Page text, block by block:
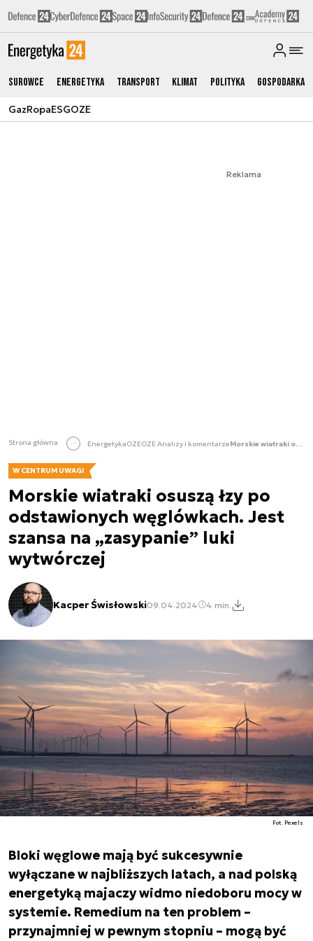
Surowce Energetyka Transport Klimat Polityka Gospodarka
GazRopaESGOZE
Reklama
Strona główna EnergetykaOZEOZE Analizy i komentarze Morskie wiatraki osuszą łzy po odstawionych węglówkach. Jest szansa na „zasypanie” luki wytwórczej
W CENTRUM UWAGI
Morskie wiatraki osuszą łzy po
odstawionych węglówkach. Jest
szansa na „zasypanie” luki
wytwórczej
Kacper Świsłowski09.04.2024 4 min.
Fot. Pexels
Bloki węglowe mają być sukcesywnie
wyłączane w najbliższych latach, a nad polską
energetyką majaczy widmo niedoboru mocy w
systemie. Remedium na ten problem –
przynajmniej w pewnym stopniu – mogą być